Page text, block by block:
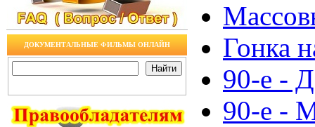
ДОКУМЕНТАЛЬНЫЕ ФИЛЬМЫ ОНЛАЙН
Гонка
90-е -
90-е -